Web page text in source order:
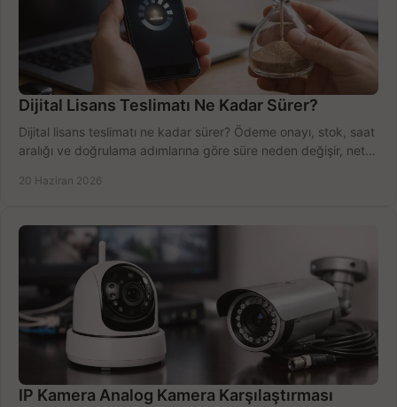
Dijital Lisans Teslimatı Ne Kadar Sürer?
Dijital lisans teslimatı ne kadar sürer? Ödeme onayı, stok, saat
aralığı ve doğrulama adımlarına göre süre neden değişir, net
20 Haziran 2026
IP Kamera Analog Kamera Karşılaştırması